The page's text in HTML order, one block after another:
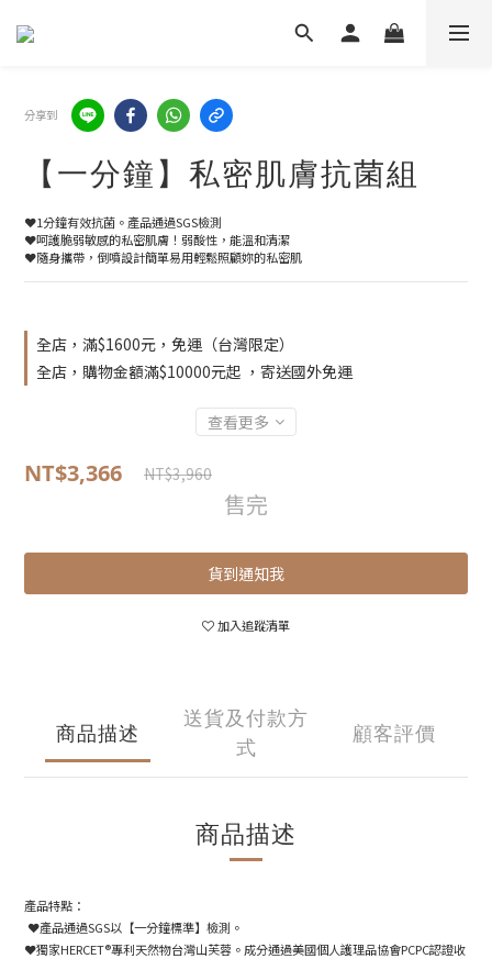
分享到
【一分鐘】私密肌膚抗菌組
❤️1分鐘有效抗菌。產品通過SGS檢測
❤️呵護脆弱敏感的私密肌膚！弱酸性，能溫和清潔
❤️隨身攜帶，倒噴設計簡單易用輕鬆照顧妳的私密肌
全店，滿$1600元，免運（台灣限定）
全店，購物金額滿$10000元起 ，寄送國外免運
查看更多
NT$3,366 NT$3,960
售完
貨到通知我
加入追蹤清單
商品描述
送貨及付款方
式
顧客評價
商品描述
產品特點：
❤產品通過SGS以【一分鐘標準】檢測。
❤️獨家HERCET®專利天然物台灣山芙蓉。成分通過美國個人護理品協會PCPC認證收